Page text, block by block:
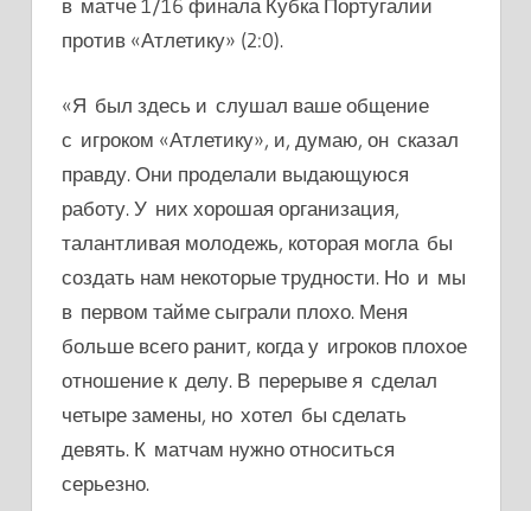
в матче 1/16 финала Кубка Португалии
против «Атлетику» (2:0).
«Я был здесь и слушал ваше общение
с игроком «Атлетику», и, думаю, он сказал
правду. Они проделали выдающуюся
работу. У них хорошая организация,
талантливая молодежь, которая могла бы
создать нам некоторые трудности. Но и мы
в первом тайме сыграли плохо. Меня
больше всего ранит, когда у игроков плохое
отношение к делу. В перерыве я сделал
четыре замены, но хотел бы сделать
девять. К матчам нужно относиться
серьезно.